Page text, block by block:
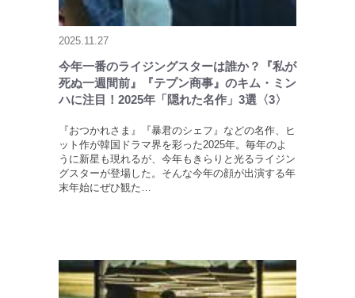
2025.11.27
今年一番のライジングスターは誰か？『私が
死ぬ一週間前』『テプン商事』のキム・ミン
ハに注目！2025年「隠れた名作」3選〈3〉
『おつかれさま』『暴君のシェフ』などの名作、ヒ
ット作が韓国ドラマ界を彩った2025年。毎年のよ
うに新星も現れるが、今年もきらりと光るライジン
グスターが登場した。そんな今年の顔が出演する年
末年始にぜひ観た…